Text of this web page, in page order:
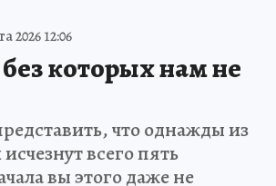
2026 12:06
которых нам не
что однажды из
всего пять
вы этого даже не